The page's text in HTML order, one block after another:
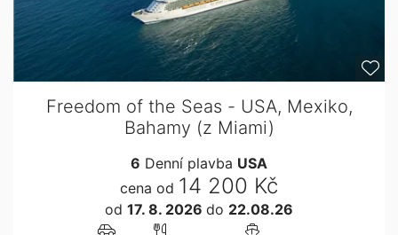
Freedom of the Seas - USA, Mexiko,
Bahamy (z Miami)
6 Denní plavba USA
cena od 14 200 Kč
od 17. 8. 2026 do 22.08.26